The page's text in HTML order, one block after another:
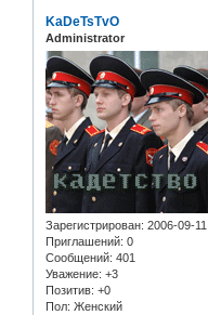
KaDeTsTvO
Administrator
Зарегистрирован: 2006-09-11
Приглашений: 0
Сообщений: 401
Уважение: +3
Позитив: +0
Пол: Женский